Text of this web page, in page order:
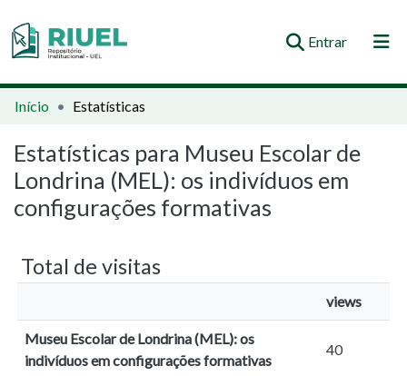
Entrar(current)
Orientações e Normas
Busca no Repositório
Início Estatísticas
Estatísticas para Museu Escolar de
Londrina (MEL): os indivíduos em
configurações formativas
Total de visitas
views
Museu Escolar de Londrina (MEL): os
indivíduos em configurações formativas
40